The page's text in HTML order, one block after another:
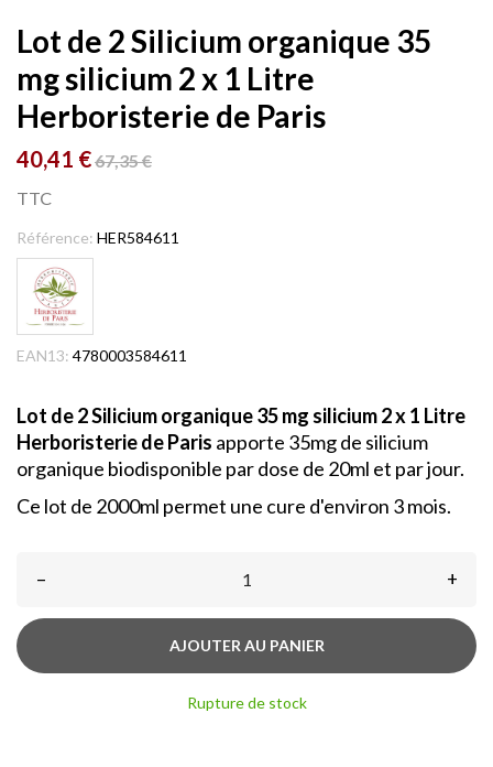
Lot de 2 Silicium organique 35
mg silicium 2 x 1 Litre
Herboristerie de Paris
40,41 €67,35 €
TTC
Référence: HER584611
EAN13: 4780003584611
Lot de 2 Silicium organique 35 mg silicium 2 x 1 Litre
Herboristerie de Paris apporte 35mg de silicium
organique biodisponible par dose de 20ml et par jour.
Ce lot de 2000ml permet une cure d'environ 3 mois.
– +
AJOUTER AU PANIER
Rupture de stock